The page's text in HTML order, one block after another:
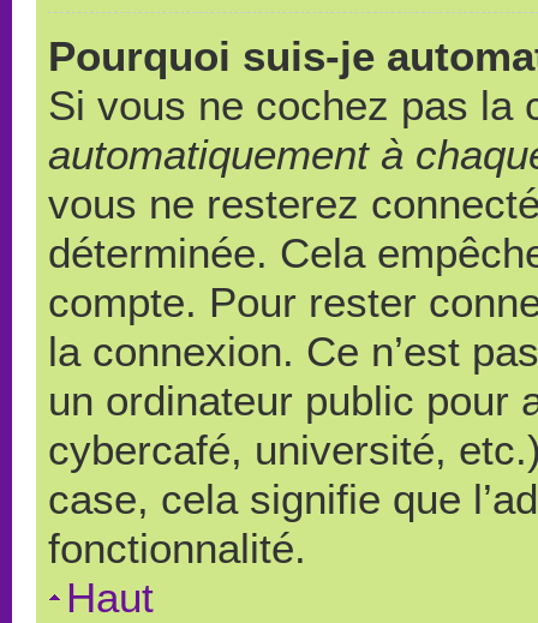
Pourquoi suis-je
Si vous ne cochez pas la
automatiquement à
vous ne resterez
déterminée. Cela
compte. Pour rester
la connexion. Ce n’est
un ordinateur public pour
cybercafé, université,
case, cela signifie que
fonctionnalité.
Haut